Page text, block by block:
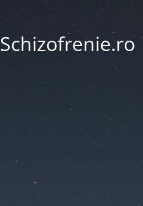
Schizofrenie.ro